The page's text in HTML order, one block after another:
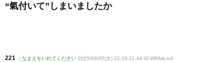
“氣付いて”しまいましたか
221 : なまえをいれてください 2025/06/05(木) 22:19:21.44 ID:W6lfwLtx0